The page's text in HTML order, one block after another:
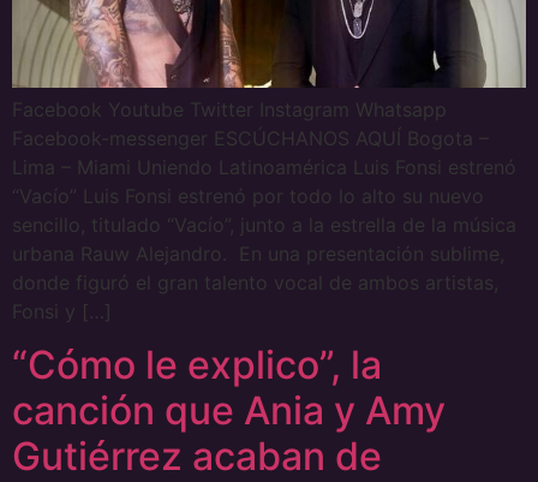
Facebook Youtube Twitter Instagram Whatsapp
Facebook-messenger ESCÚCHANOS AQUÍ Bogota –
Lima – Miami Uniendo Latinoamérica Luis Fonsi estrenó
“Vacío” Luis Fonsi estrenó por todo lo alto su nuevo
sencillo, titulado “Vacío”, junto a la estrella de la música
urbana Rauw Alejandro. En una presentación sublime,
donde figuró el gran talento vocal de ambos artistas,
Fonsi y […]
“Cómo le explico”, la
canción que Ania y Amy
Gutiérrez acaban de